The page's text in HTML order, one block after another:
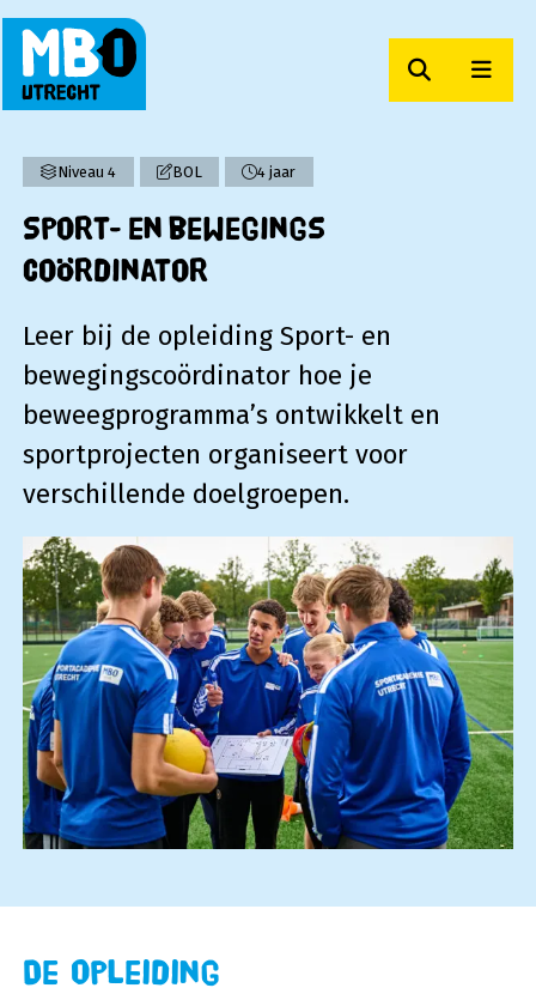
Zoeken
Niveau 4 BOL 4 jaar
Sport- en bewegings
coördinator
Leer bij de opleiding Sport- en
bewegingscoördinator hoe je
beweegprogramma’s ontwikkelt en
sportprojecten organiseert voor
verschillende doelgroepen.
De opleiding